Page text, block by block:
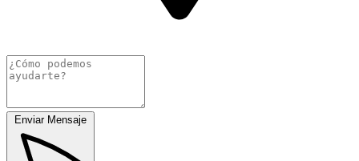
Enviar Mensaje